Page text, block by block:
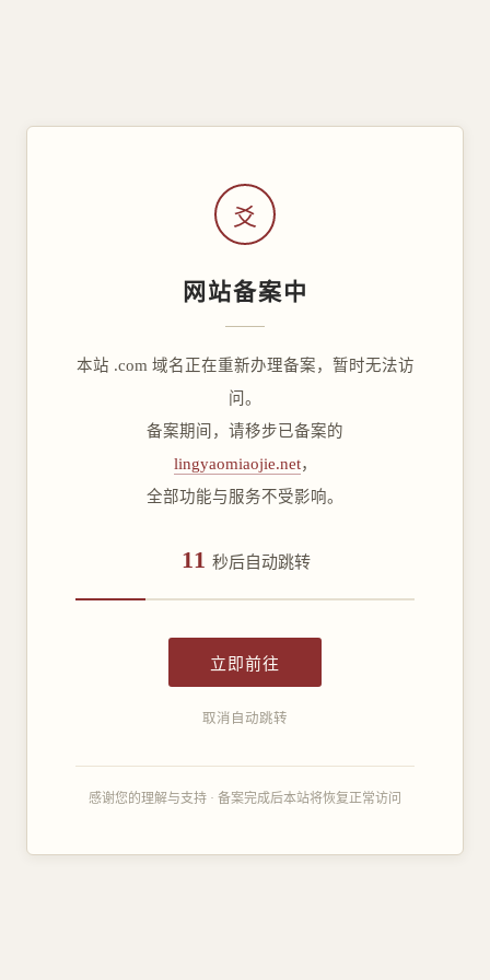
爻
网站备案中
本站 .com 域名正在重新办理备案，暂时无法访
问。
备案期间，请移步已备案的
lingyaomiaojie.net，
全部功能与服务不受影响。
11 秒后自动跳转
立即前往
取消自动跳转
感谢您的理解与支持 · 备案完成后本站将恢复正常访问